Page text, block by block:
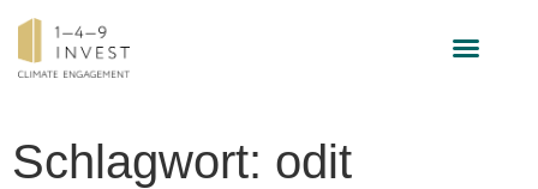
Schlagwort: odit